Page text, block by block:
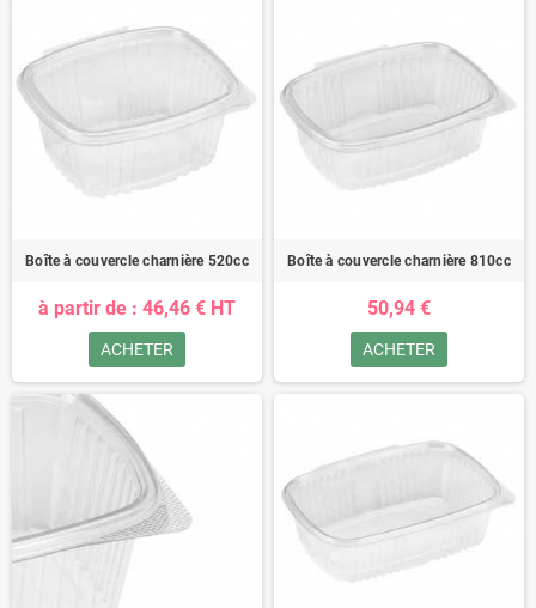
Boîte à couvercle charnière 520cc
à partir de : 46,46 € HT
ACHETER
Boîte à couvercle charnière 810cc
50,94 €
ACHETER